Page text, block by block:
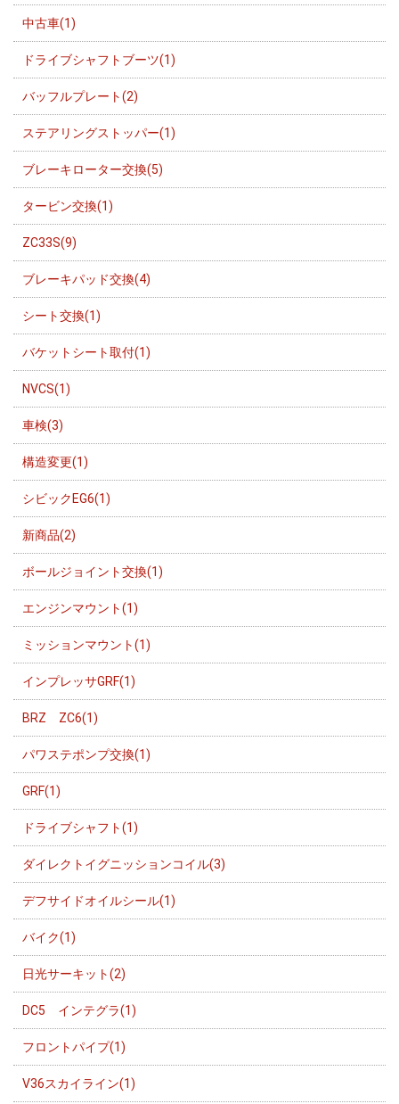
中古車(1)
ドライブシャフトブーツ(1)
バッフルプレート(2)
ステアリングストッパー(1)
ブレーキローター交換(5)
タービン交換(1)
ZC33S(9)
ブレーキパッド交換(4)
シート交換(1)
バケットシート取付(1)
NVCS(1)
車検(3)
構造変更(1)
シビックEG6(1)
新商品(2)
ボールジョイント交換(1)
エンジンマウント(1)
ミッションマウント(1)
インプレッサGRF(1)
BRZ ZC6(1)
パワステポンプ交換(1)
GRF(1)
ドライブシャフト(1)
ダイレクトイグニッションコイル(3)
デフサイドオイルシール(1)
バイク(1)
日光サーキット(2)
DC5 インテグラ(1)
フロントパイプ(1)
V36スカイライン(1)